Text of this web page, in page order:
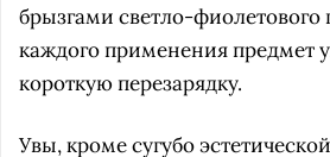
брызгами светло-фиолетового
каждого применения предмет
короткую перезарядку.
Увы, кроме сугубо